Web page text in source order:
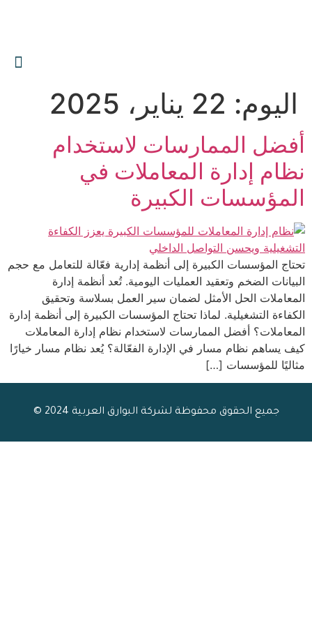
اليوم: 22 يناير، 2025
أفضل الممارسات لاستخدام
نظام إدارة المعاملات في
المؤسسات الكبيرة
تحتاج المؤسسات الكبيرة إلى أنظمة إدارية فعّالة للتعامل مع حجم
البيانات الضخم وتعقيد العمليات اليومية. تُعد أنظمة إدارة
المعاملات الحل الأمثل لضمان سير العمل بسلاسة وتحقيق
الكفاءة التشغيلية. لماذا تحتاج المؤسسات الكبيرة إلى أنظمة إدارة
المعاملات؟ أفضل الممارسات لاستخدام نظام إدارة المعاملات
كيف يساهم نظام مسار في الإدارة الفعّالة؟ يُعد نظام مسار خيارًا
مثاليًا للمؤسسات […]
جميع الحقوق محفوظة لشركة البوارق العربية 2024 ©